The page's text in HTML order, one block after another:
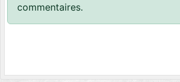
commentaires.